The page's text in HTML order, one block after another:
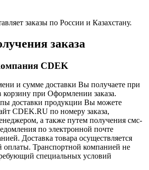
заказы по России и Казахстану.
заказа
CDEK
и сумме доставки Вы получаете при
корзину при Оформлении заказа.
доставки продукции Вы можете
CDEK.RU по номеру заказа,
а также путем получения смс-
по электронной почте
Доставка товара осуществляется
оплаты. Транспортной компанией не
специальных условий